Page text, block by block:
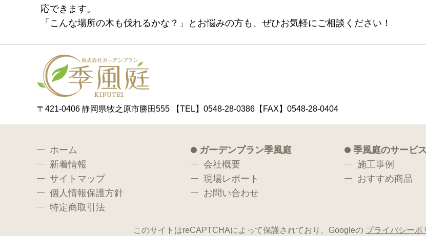
応できます。
「こんな場所の木も伐れるかな？」とお悩みの方も、ぜひお気軽にご相談ください！
〒421-0406 静岡県牧之原市勝田555 【TEL】0548-28-0386【FAX】0548-28-0404
ホーム
新着情報
サイトマップ
個人情報保護方針
特定商取引法
ガーデンプラン季風庭
会社概要
現場レポート
お問い合わせ
季風庭のサービス
施工事例
おすすめ商品
このサイトはreCAPTCHAによって保護されており、Googleの プライバシーポ